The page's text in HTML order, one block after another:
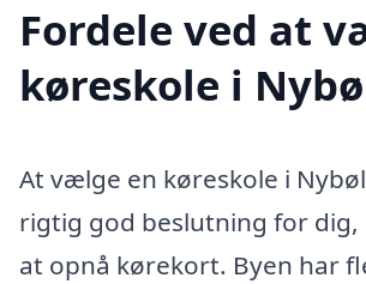
Fordele ved at
køreskole i
At vælge en køreskole i
rigtig god beslutning for dig,
at opnå kørekort. Byen har